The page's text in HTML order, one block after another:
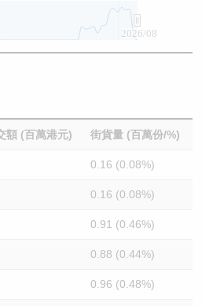
2026/08
額 (百萬港元) 街貨量 (百萬份/%)
0.16 (0.08%)
0.16 (0.08%)
0.91 (0.46%)
0.88 (0.44%)
0.96 (0.48%)